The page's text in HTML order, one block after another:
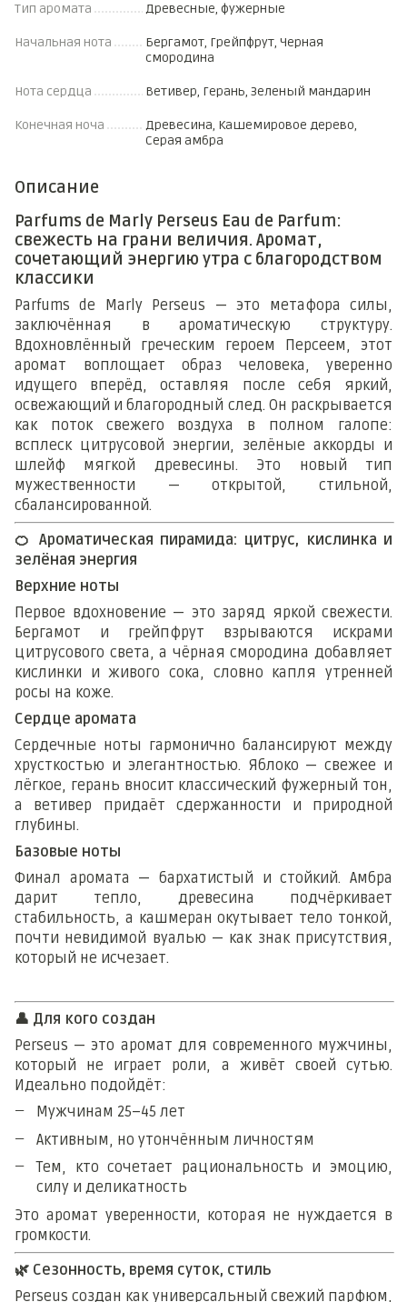
Тип аромата Древесные, фужерные
Начальная нота
Бергамот, Грейпфрут, Черная
смородина
Нота сердца Ветивер, Герань, Зеленый мандарин
Конечная ноча
Древесина, Кашемировое дерево,
Серая амбра
Описание
Parfums de Marly Perseus Eau de Parfum:
свежесть на грани величия. Аромат,
сочетающий энергию утра с благородством
классики
Parfums de Marly Perseus — это метафора силы,
заключённая в ароматическую структуру.
Вдохновлённый греческим героем Персеем, этот
аромат воплощает образ человека, уверенно
идущего вперёд, оставляя после себя яркий,
освежающий и благородный след. Он раскрывается
как поток свежего воздуха в полном галопе:
всплеск цитрусовой энергии, зелёные аккорды и
шлейф мягкой древесины. Это новый тип
мужественности — открытой, стильной,
сбалансированной.
🍊 Ароматическая пирамида: цитрус, кислинка и
зелёная энергия
Верхние ноты
Первое вдохновение — это заряд яркой свежести.
Бергамот и грейпфрут взрываются искрами
цитрусового света, а чёрная смородина добавляет
кислинки и живого сока, словно капля утренней
росы на коже.
Сердце аромата
Сердечные ноты гармонично балансируют между
хрусткостью и элегантностью. Яблоко — свежее и
лёгкое, герань вносит классический фужерный тон,
а ветивер придаёт сдержанности и природной
глубины.
Базовые ноты
Финал аромата — бархатистый и стойкий. Амбра
дарит тепло, древесина подчёркивает
стабильность, а кашмеран окутывает тело тонкой,
почти невидимой вуалью — как знак присутствия,
который не исчезает.
👤 Для кого создан
Perseus — это аромат для современного мужчины,
который не играет роли, а живёт своей сутью.
Идеально подойдёт:
Мужчинам 25–45 лет
Активным, но утончённым личностям
Тем, кто сочетает рациональность и эмоцию,
силу и деликатность
Это аромат уверенности, которая не нуждается в
громкости.
🌿 Сезонность, время суток, стиль
Perseus создан как универсальный свежий парфюм,